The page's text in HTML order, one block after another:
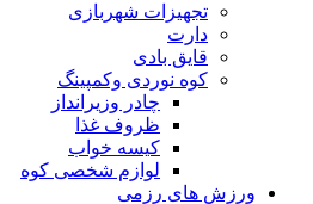
تجهیزات شهربازی
دارت
قایق بادی
کوه نوردی وکمپینگ
چادر وزیرانداز
ظروف غذا
کیسه خواب
لوازم شخصی کوه
ورزش های رزمی